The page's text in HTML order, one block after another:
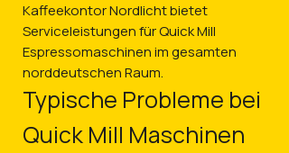
Kaffeekontor Nordlicht bietet
Serviceleistungen für Quick Mill
Espressomaschinen im gesamten
norddeutschen Raum.
Typische Probleme bei
Quick Mill Maschinen